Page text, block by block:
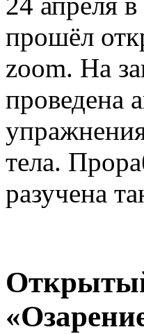
прошёл
zoom. На
проведена
тела.
разучена